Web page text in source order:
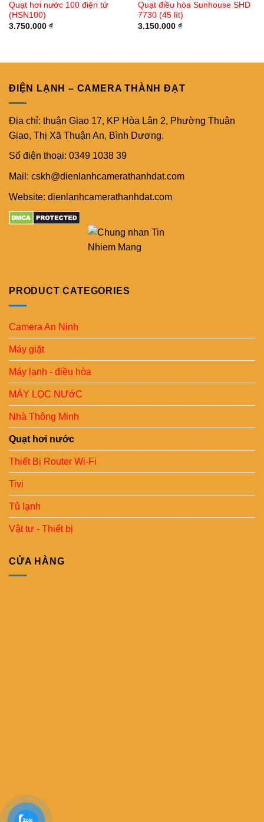
Quạt hơi nước 100 điện tử
(HSN100)
3.750.000 ₫
Quạt điều hòa Sunhouse SHD
7730 (45 lít)
3.150.000 ₫
ĐIỆN LẠNH – CAMERA THÀNH ĐẠT
Địa chỉ: thuận Giao 17, KP Hòa Lân 2, Phường Thuận
Giao, Thị Xã Thuận An, Bình Dương.
Số điện thoại: 0349 1038 39
Mail: cskh@dienlanhcamerathanhdat.com
Website: dienlanhcamerathanhdat.com
PRODUCT CATEGORIES
Camera An Ninh
Máy giặt
Máy lạnh - điều hòa
MÁY LỌC NƯớC
Nhà Thông Minh
Quạt hơi nước
Thiết Bị Router Wi-Fi
Tivi
Tủ lạnh
Vật tư - Thiết bị
CỬA HÀNG